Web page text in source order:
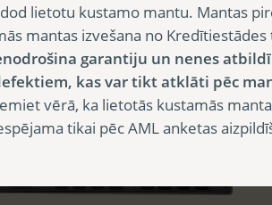
300,00€
lietotu kustamo mantu. Mantas
mantas izvešana no
garantiju un nenes
kas var tikt atklāti pēc
vērā, ka lietotās kustamās
tikai pēc AML anketas